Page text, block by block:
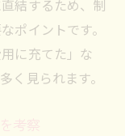
結するため、制
ポイントです。
に充てた」な
く見られます。
考察